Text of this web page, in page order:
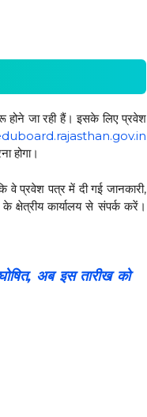
शुरू होने जा रही हैं। इसके लिए प्रवेश
होगा।
वे प्रवेश पत्र में दी गई जानकारी,
क्षेत्रीय कार्यालय से संपर्क करें।
अब इस तारीख को